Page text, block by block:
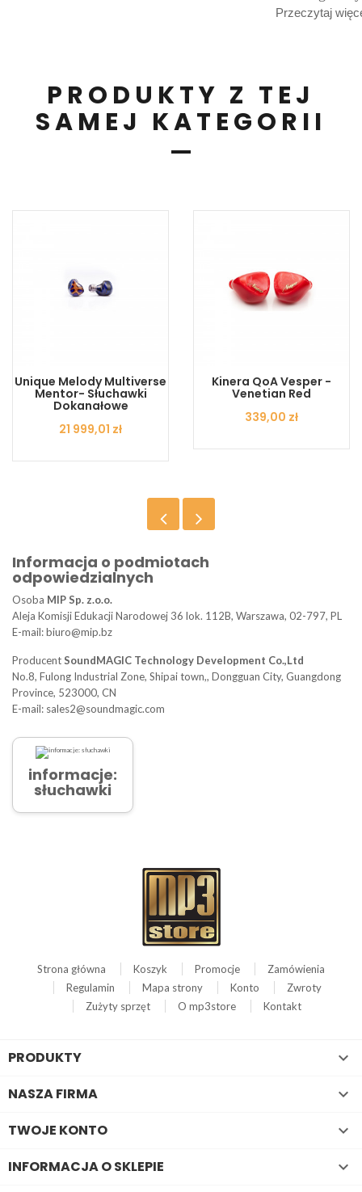
Przeczytaj
PRODUKTY Z TEJ
SAMEJ KATEGORII
Unique Melody Multiverse
Mentor- Słuchawki
Dokanałowe
Cena
21 999,01 zł
Kinera QoA Vesper -
Venetian Red
Cena
339,00 zł
Informacja o podmiotach
odpowiedzialnych
Osoba MIP Sp. z.o.o.
Aleja Komisji Edukacji Narodowej 36 lok. 112B, Warszawa, 02-797, PL
E-mail: biuro@mip.bz
ProducentSoundMAGIC Technology Development Co.,Ltd
No.8, Fulong Industrial Zone, Shipai town,, Dongguan City, Guangdong
Province, 523000, CN
E-mail: sales2@soundmagic.com
informacje:
słuchawki
Strona główna Koszyk Promocje
Zamówienia
Regulamin
Mapa strony Konto
Zwroty
Zużyty sprzęt
O mp3store Kontakt
PRODUKTY 
NASZA FIRMA 
TWOJE KONTO 
INFORMACJA O SKLEPIE 